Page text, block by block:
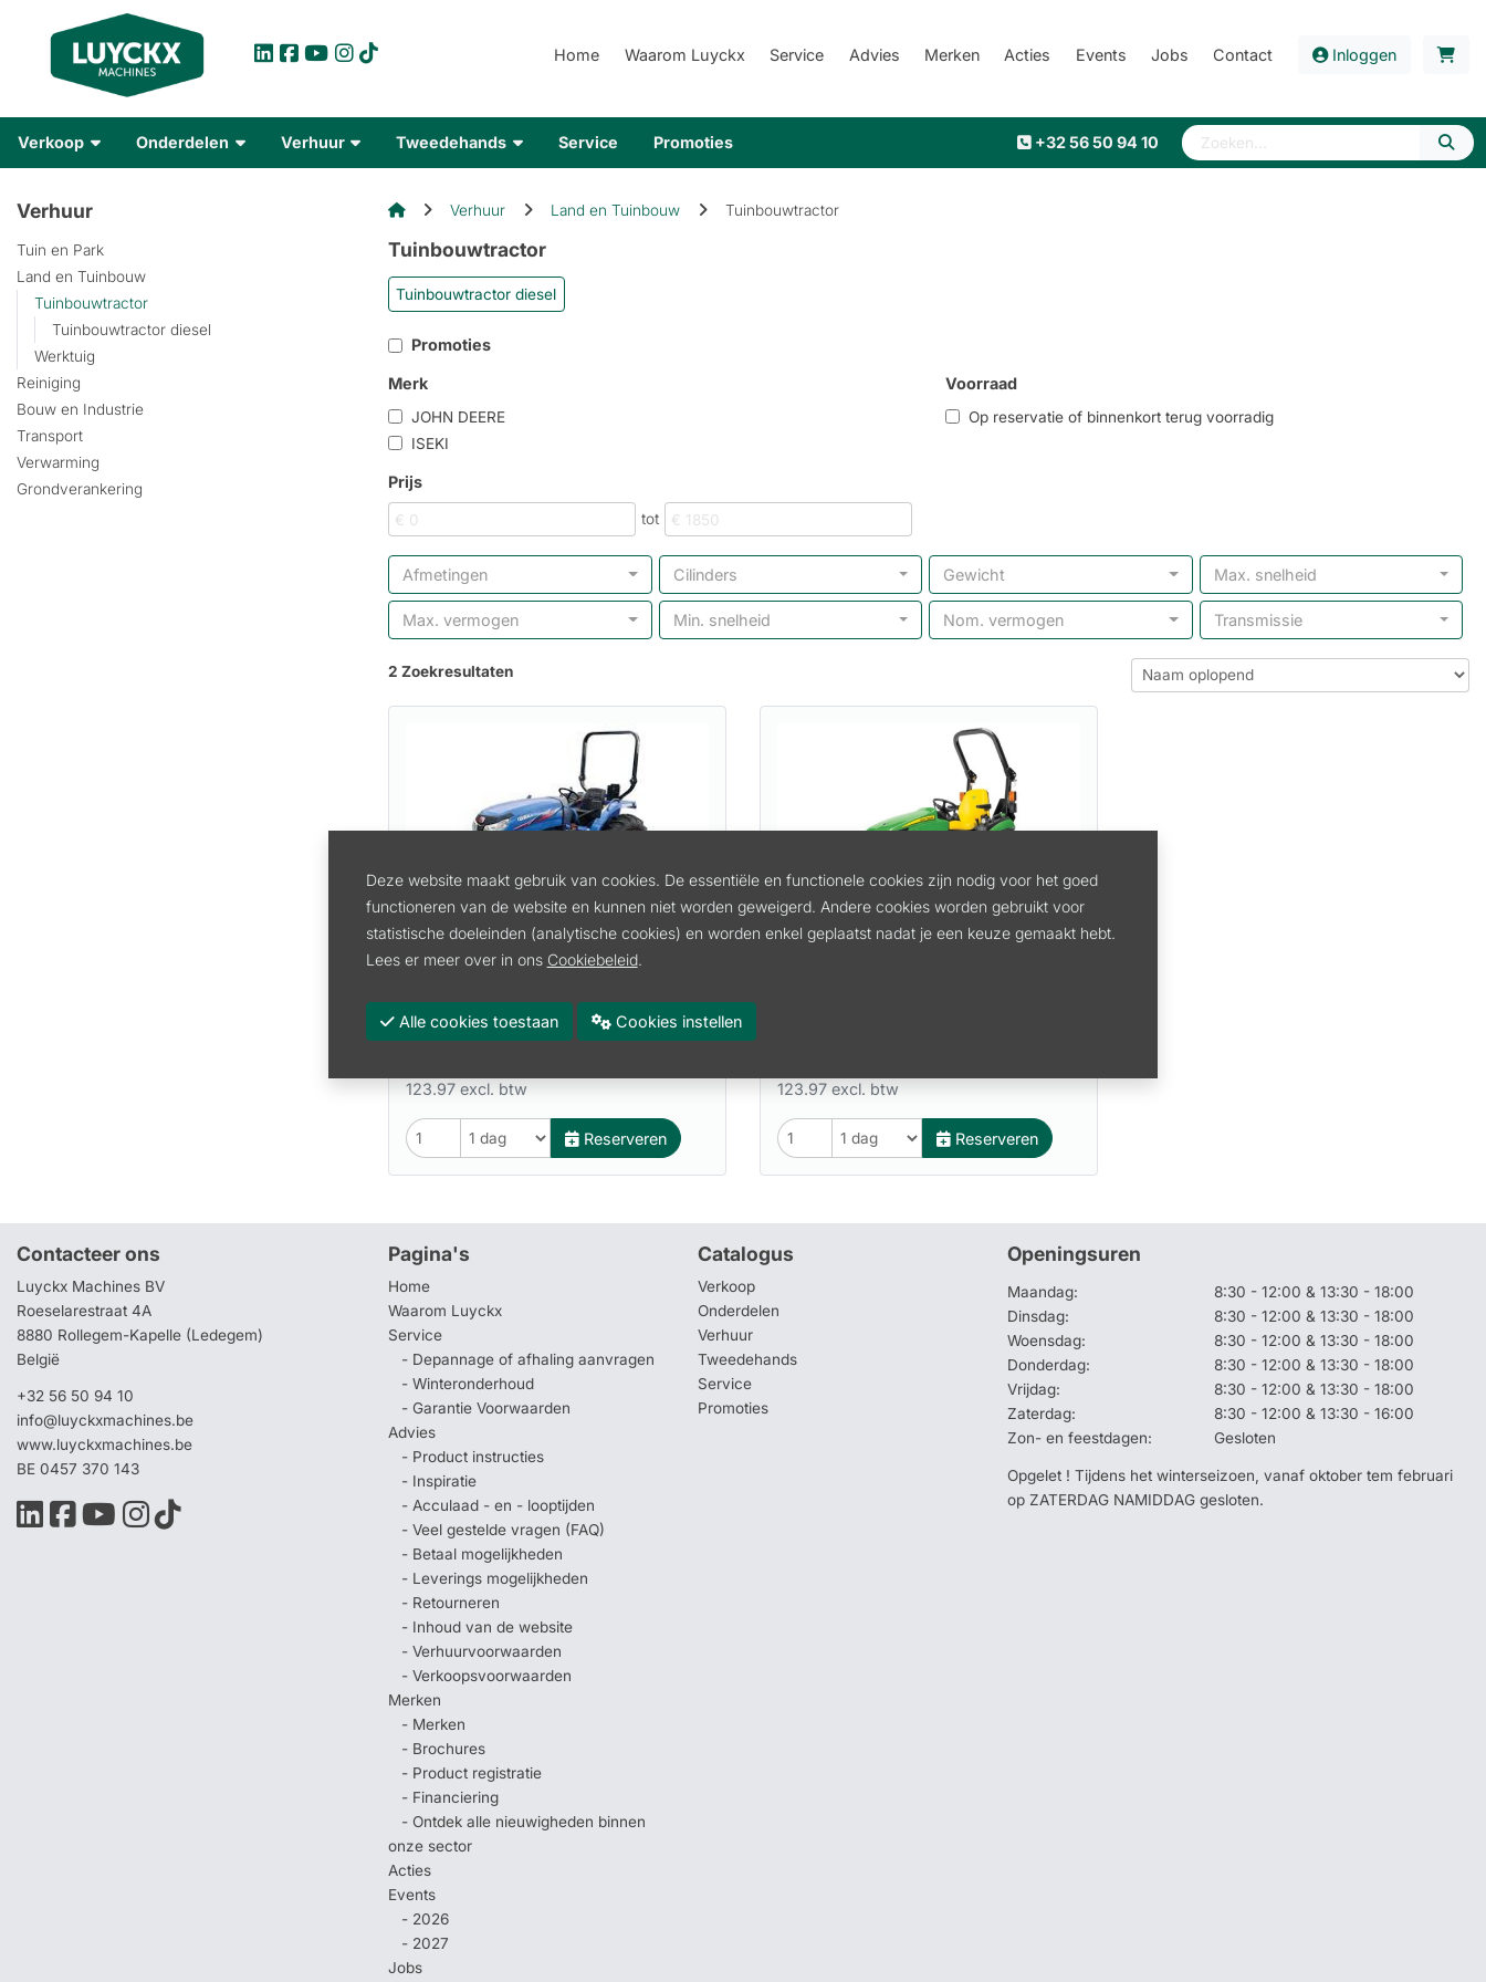
Home Waarom Luyckx Service Advies Merken Acties Events Jobs Contact Inloggen
Verkoop Onderdelen Verhuur Tweedehands Service Promoties +32 56 50 94 10
Verhuur
Tuin en Park
Land en Tuinbouw
Tuinbouwtractor
Tuinbouwtractor diesel
Werktuig
Reiniging
Bouw en Industrie
Transport
Verwarming
Grondverankering
Verhuur Land en Tuinbouw Tuinbouwtractor
Tuinbouwtractor
Tuinbouwtractor diesel
Promoties
Merk
JOHN DEERE
ISEKI
Voorraad
Op reservatie of binnenkort terug voorradig
Prijs
tot
Afmetingen Cilinders Gewicht Max. snelheid
Max. vermogen Min. snelheid Nom. vermogen Transmissie
2 Zoekresultaten
HUUR TRACTOR ISEKI TG6407
Artikel:VH ISKI6407LLJ000002
123.97 excl. btw
Reserveren
123.97 excl. btw
Reserveren
Contacteer ons
Luyckx Machines BV
Roeselarestraat 4A
8880 Rollegem-Kapelle (Ledegem)
België
+32 56 50 94 10
info@luyckxmachines.be
www.luyckxmachines.be
BE 0457 370 143
Pagina's
Home
Waarom Luyckx
Service
- Depannage of afhaling aanvragen
- Winteronderhoud
- Garantie Voorwaarden
Advies
- Product instructies
- Inspiratie
- Acculaad - en - looptijden
- Veel gestelde vragen (FAQ)
- Betaal mogelijkheden
- Leverings mogelijkheden
- Retourneren
- Inhoud van de website
- Verhuurvoorwaarden
- Verkoopsvoorwaarden
Merken
- Merken
- Brochures
- Product registratie
- Financiering
- Ontdek alle nieuwigheden binnen
onze sector
Acties
Events
- 2026
- 2027
Jobs
Catalogus
Verkoop
Onderdelen
Verhuur
Tweedehands
Service
Promoties
Openingsuren
Maandag:
8:30 - 12:00 & 13:30 - 18:00
Dinsdag:
8:30 - 12:00 & 13:30 - 18:00
Woensdag:
8:30 - 12:00 & 13:30 - 18:00
Donderdag:
8:30 - 12:00 & 13:30 - 18:00
Vrijdag:
8:30 - 12:00 & 13:30 - 18:00
Zaterdag:
8:30 - 12:00 & 13:30 - 16:00
Zon- en feestdagen:
Gesloten
Opgelet ! Tijdens het winterseizoen, vanaf oktober tem februari
op ZATERDAG NAMIDDAG gesloten.
Deze website maakt gebruik van cookies. De essentiële en functionele cookies zijn nodig voor het goed
functioneren van de website en kunnen niet worden geweigerd. Andere cookies worden gebruikt voor
statistische doeleinden (analytische cookies) en worden enkel geplaatst nadat je een keuze gemaakt hebt.
Lees er meer over in ons Cookiebeleid.
Alle cookies toestaan Cookies instellen